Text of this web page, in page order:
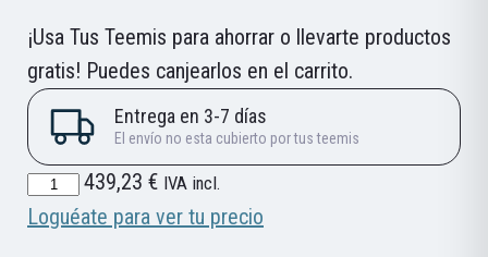
¡Usa Tus Teemis para ahorrar o llevarte productos
gratis! Puedes canjearlos en el carrito.
Pedal
Favero
439,23€ IVA incl.
Loguéate para ver tu precio